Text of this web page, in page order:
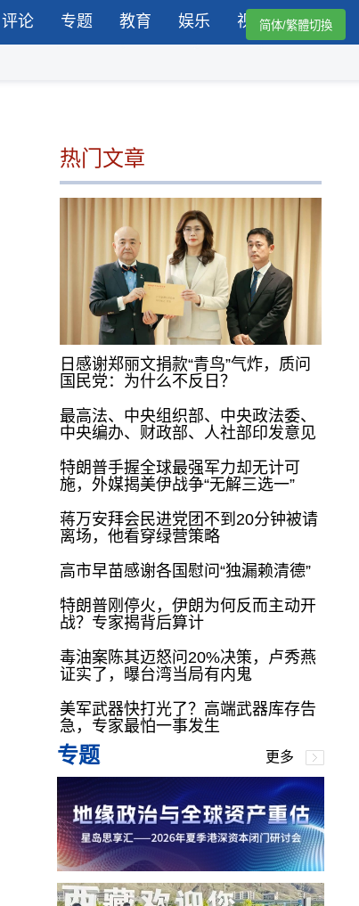
评论 专题 教育 娱乐 视频简体/繁體切換
热门文章
日感谢郑丽文捐款“青鸟”气炸，质问
国民党：为什么不反日？
最高法、中央组织部、中央政法委、
中央编办、财政部、人社部印发意见
特朗普手握全球最强军力却无计可
施，外媒揭美伊战争“无解三选一”
蒋万安拜会民进党团不到20分钟被请
离场，他看穿绿营策略
高市早苗感谢各国慰问“独漏赖清德”
特朗普刚停火，伊朗为何反而主动开
战？专家揭背后算计
毒油案陈其迈怒问20%决策，卢秀燕
证实了，曝台湾当局有内鬼
美军武器快打光了？高端武器库存告
急，专家最怕一事发生
专题 更多